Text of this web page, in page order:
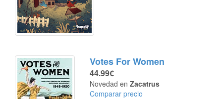
Votes For Women
44.99€
Novedad en Zacatrus
Comparar precio